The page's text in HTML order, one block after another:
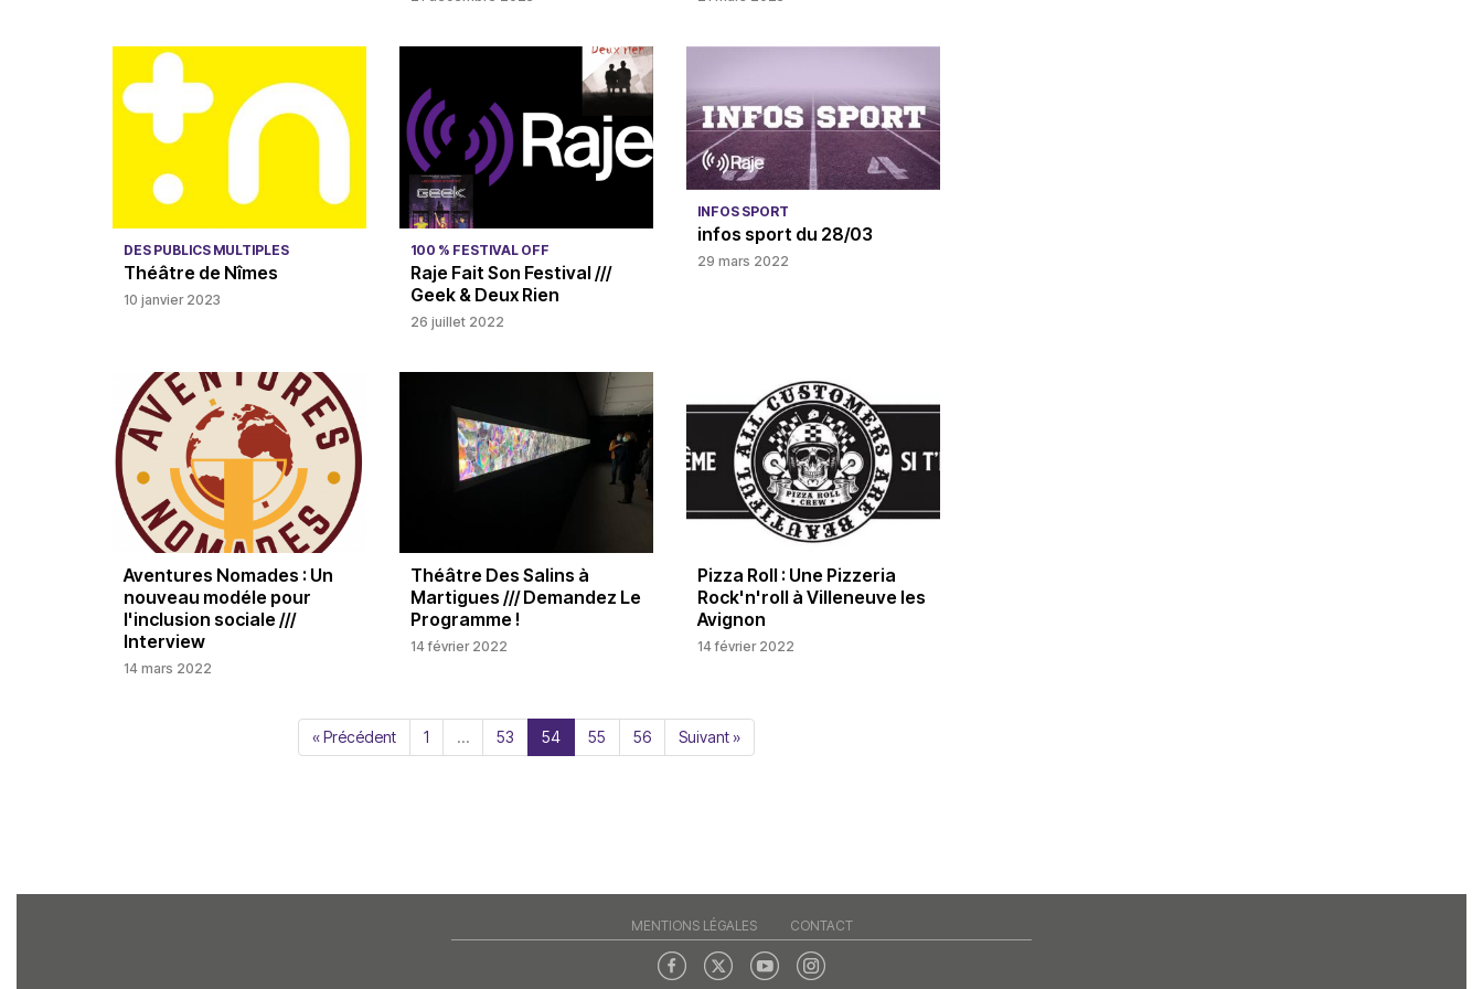
DES PUBLICS MULTIPLES
Théâtre de Nîmes
10 janvier 2023
100 % FESTIVAL OFF
Raje Fait Son Festival ///
Geek & Deux Rien
26 juillet 2022
INFOS SPORT
infos sport du 28/03
29 mars 2022
Aventures Nomades : Un
nouveau modéle pour
l'inclusion sociale ///
Interview
14 mars 2022
Théâtre Des Salins à
Martigues /// Demandez Le
Programme !
14 février 2022
Pizza Roll : Une Pizzeria
Rock'n'roll à Villeneuve les
Avignon
14 février 2022
« Précédent 1 … 53 54 55 56 Suivant »
MENTIONS LÉGALES CONTACT